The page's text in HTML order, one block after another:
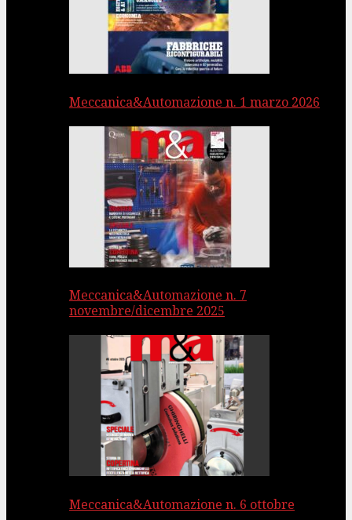
Meccanica&Automazione n. 1 marzo 2026
Meccanica&Automazione n. 7
novembre/dicembre 2025
Meccanica&Automazione n. 6 ottobre